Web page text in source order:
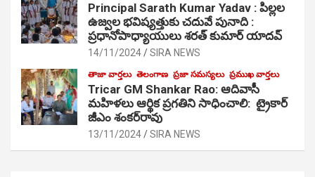
Principal Sarath Kumar Yadav : పిల్లల
ఉజ్వల భవిష్యత్తుకు చదువే పునాది :
ప్రధానోపాధ్యాయులు శరత్ కుమార్ యాదవ్
14/11/2024 SIRA NEWS
తాజా వార్తలు తెలంగాణ ప్రజా సమస్యలు ప్రముఖ వార్తలు
Tricar GM Shankar Rao: ఆదివాసీ
మహిళలు ఆర్థిక ప్రగతిని సాధించాలి: ట్రైకార్
జీఎం శంకర్‌రావు
13/11/2024 SIRA NEWS